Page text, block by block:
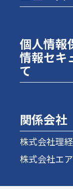
個人情報
情報セキ
て
関係会社
株式会社理経
株式会社エ